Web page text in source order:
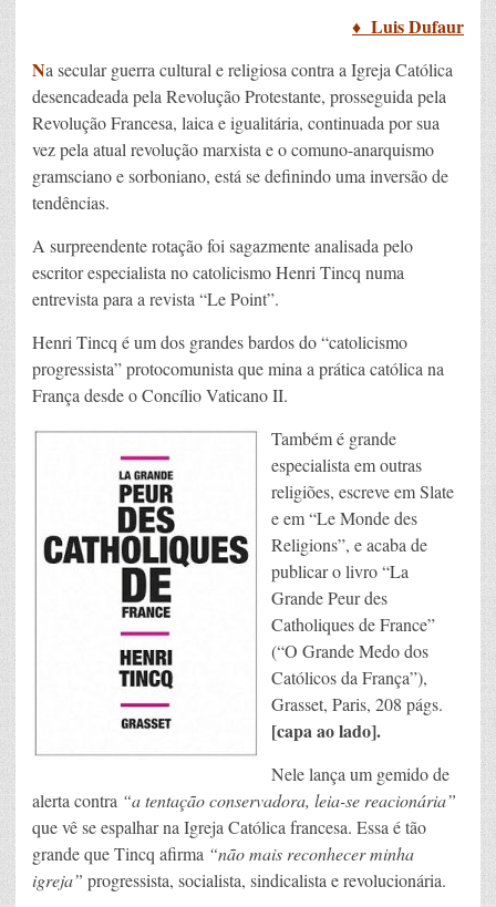
♦ Luis Dufaur
Na secular guerra cultural e religiosa contra a Igreja Católica
desencadeada pela Revolução Protestante, prosseguida pela
Revolução Francesa, laica e igualitária, continuada por sua
vez pela atual revolução marxista e o comuno-anarquismo
gramsciano e sorboniano, está se definindo uma inversão de
tendências.
A surpreendente rotação foi sagazmente analisada pelo
escritor especialista no catolicismo Henri Tincq numa
entrevista para a revista “Le Point”.
Henri Tincq é um dos grandes bardos do “catolicismo
progressista” protocomunista que mina a prática católica na
França desde o Concílio Vaticano II.
Também é grande
especialista em outras
religiões, escreve em Slate
e em “Le Monde des
Religions”, e acaba de
publicar o livro “La
Grande Peur des
Catholiques de France”
(“O Grande Medo dos
Católicos da França”),
Grasset, Paris, 208 págs.
[capa ao lado].
Nele lança um gemido de
alerta contra “a tentação conservadora, leia-se reacionária”
que vê se espalhar na Igreja Católica francesa. Essa é tão
grande que Tincq afirma “não mais reconhecer minha
igreja” progressista, socialista, sindicalista e revolucionária.